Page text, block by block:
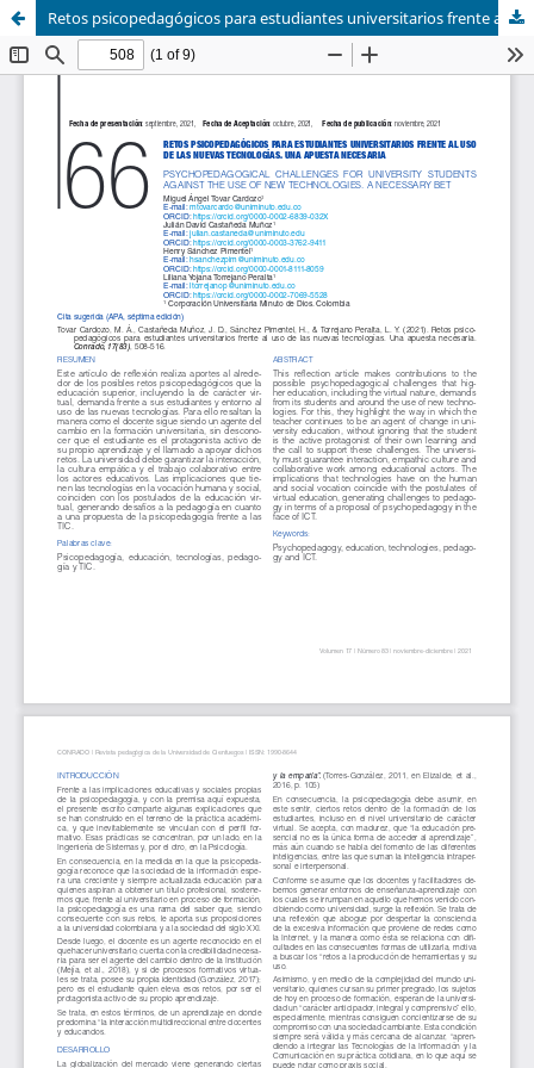
Retos psicopedagógicos para estudiantes universitarios frente al uso de las nuevas tecnologías. Una apuesta necesaria